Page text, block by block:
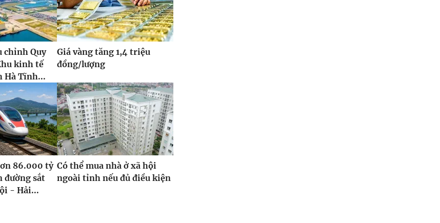
chỉnh Quy
kinh tế
Hà Tĩnh...
Giá vàng tăng 1,4 triệu
đồng/lượng
86.000 tỷ
đường sắt
- Hải...
Có thể mua nhà ở xã hội
ngoài tỉnh nếu đủ điều kiện